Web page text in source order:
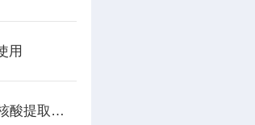
用
欧莱德推出Auto-32A核酸提取仪，支持5000+程序存储，灵活应对多样需求